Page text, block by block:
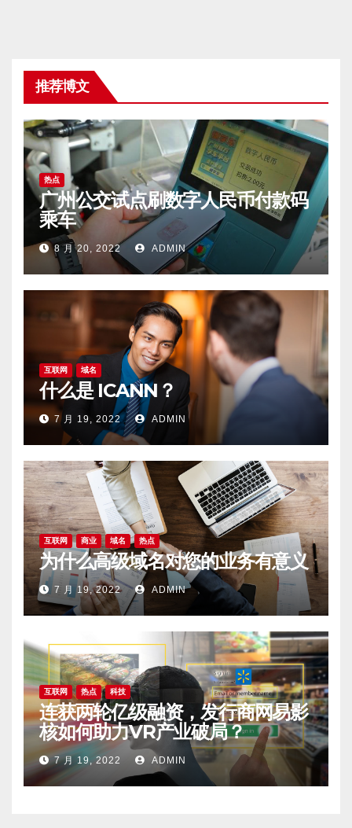
推荐博文
热点
广州公交试点刷数字人民币付款码
乘车
8 月 20, 2022 ADMIN
互联网 域名
什么是 ICANN？
7 月 19, 2022 ADMIN
互联网 商业 域名 热点
为什么高级域名对您的业务有意义
7 月 19, 2022 ADMIN
互联网 热点 科技
连获两轮亿级融资，发行商网易影
核如何助力VR产业破局？
7 月 19, 2022 ADMIN